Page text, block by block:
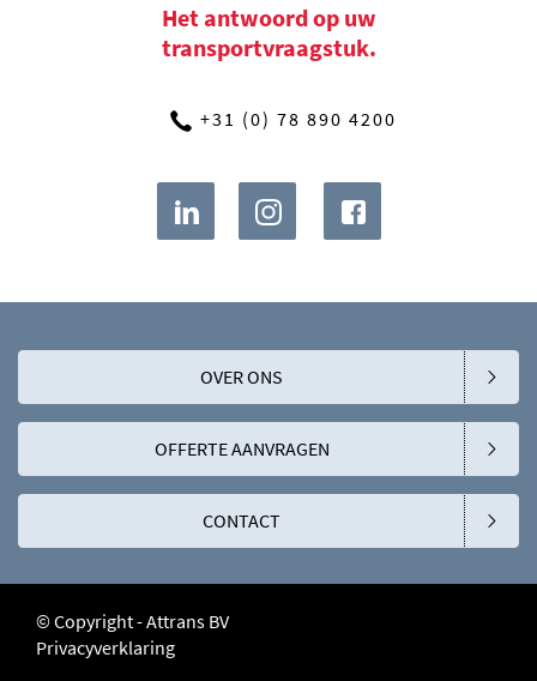
Het antwoord op uw
transportvraagstuk.
+31 (0) 78 890 4200
OVER ONS
OFFERTE AANVRAGEN
CONTACT
© Copyright - Attrans BV
Privacyverklaring